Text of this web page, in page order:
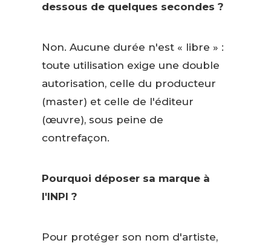
dessous de quelques secondes ?
Non. Aucune durée n'est « libre » :
toute utilisation exige une double
autorisation, celle du producteur
(master) et celle de l'éditeur
(œuvre), sous peine de
contrefaçon.
Pourquoi déposer sa marque à
l'INPI ?
Pour protéger son nom d'artiste,